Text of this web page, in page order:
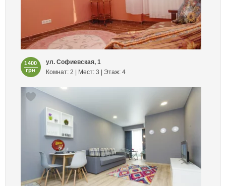
1400
грн
ул. Софиевская, 1
Комнат: 2 | Мест: 3 | Этаж: 4